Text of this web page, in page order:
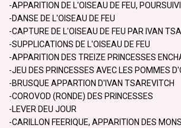
-APPARITION DE L'OISEAU DE FEU,
-DANSE DE L'OISEAU DE FEU
-CAPTURE DE L'OISEAU DE FEU PAR IVAN
-SUPPLICATIONS DE L'OISEAU DE FEU
-APPARITION DES TREIZE PRINCESSES
-JEU DES PRINCESSES AVEC LES POMMES
-BRUSQUE APPARTION D'IVAN TSAREVITCH
-COROVOD (RONDE) DES PRINCESSES
-LEVER DEU JOUR
-CARILLON FEERIQUE, APPARITION DES